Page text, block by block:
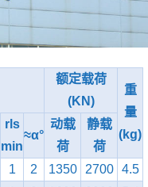
额定载荷
(KN)
重
量
(kg)
rls
min
≈α°
动载
荷
静载
荷
1 2 1350 2700
4.5